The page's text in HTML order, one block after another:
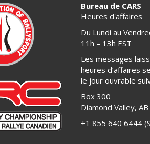
Bureau de CARS
Heures d'affaires
Du Lundi au
11h – 13h EST
Les messages
heures d’affaires
le jour ouvrable
Box 300
Diamond Valley,
+1 855 640 6444